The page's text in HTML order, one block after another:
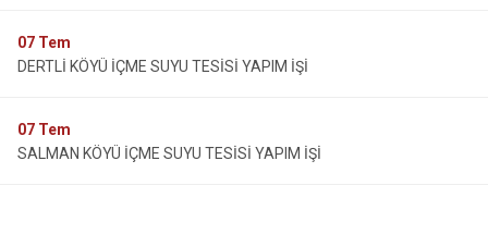
07 Tem
DERTLİ KÖYÜ İÇME SUYU TESİSİ YAPIM İŞİ
07 Tem
SALMAN KÖYÜ İÇME SUYU TESİSİ YAPIM İŞİ